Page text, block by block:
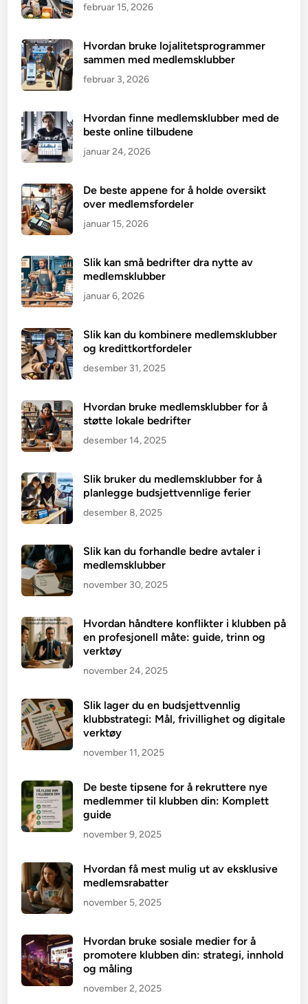
februar 15, 2026
Hvordan bruke lojalitetsprogrammer
sammen med medlemsklubber
februar 3, 2026
Hvordan finne medlemsklubber med de
beste online tilbudene
januar 24, 2026
De beste appene for å holde oversikt
over medlemsfordeler
januar 15, 2026
Slik kan små bedrifter dra nytte av
medlemsklubber
januar 6, 2026
Slik kan du kombinere medlemsklubber
og kredittkortfordeler
desember 31, 2025
Hvordan bruke medlemsklubber for å
støtte lokale bedrifter
desember 14, 2025
Slik bruker du medlemsklubber for å
planlegge budsjettvennlige ferier
desember 8, 2025
Slik kan du forhandle bedre avtaler i
medlemsklubber
november 30, 2025
Hvordan håndtere konflikter i klubben på
en profesjonell måte: guide, trinn og
verktøy
november 24, 2025
Slik lager du en budsjettvennlig
klubbstrategi: Mål, frivillighet og digitale
verktøy
november 11, 2025
De beste tipsene for å rekruttere nye
medlemmer til klubben din: Komplett
guide
november 9, 2025
Hvordan få mest mulig ut av eksklusive
medlemsrabatter
november 5, 2025
Hvordan bruke sosiale medier for å
promotere klubben din: strategi, innhold
og måling
november 2, 2025